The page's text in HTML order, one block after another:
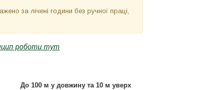
за лічені години без ручної праці,
роботи тут
До 100 м у довжину та 10 м уверх